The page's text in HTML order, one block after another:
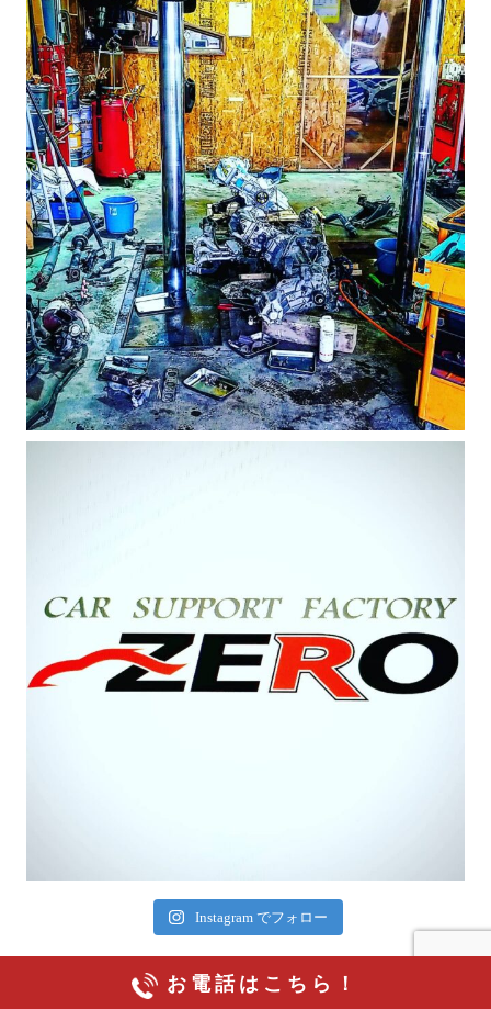
お電話はこちら！
Instagram でフォロー
Copyright ©️Car support Factory ZERO